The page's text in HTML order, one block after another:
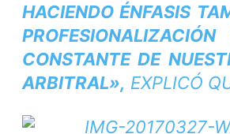
HACIENDO ÉNFASIS
CONSTANTE DE
ARBITRAL», EXPLICÓ